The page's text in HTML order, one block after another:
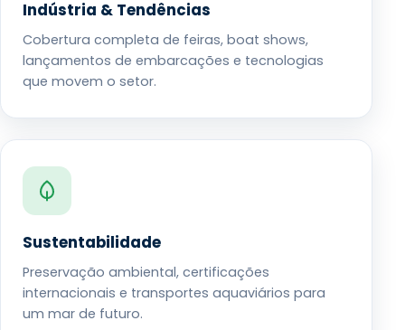
Indústria & Tendências
Cobertura completa de feiras, boat shows,
lançamentos de embarcações e tecnologias
que movem o setor.
Sustentabilidade
Preservação ambiental, certificações
internacionais e transportes aquaviários para
um mar de futuro.